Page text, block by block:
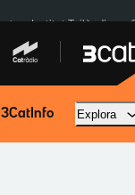
Institut Tailàndia
3CatInfo Explora